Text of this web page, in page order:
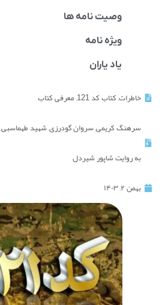
وصیت نامه ها
ویژه نامه
یاد یاران
خاطرات,کتاب کد 121 ,معرفی کتاب
سرهنگ کریمی,سروان گودرزی,شهید طهماسبی,
به روایت شاپور شیردل
بهمن ۲, ۱۴۰۳